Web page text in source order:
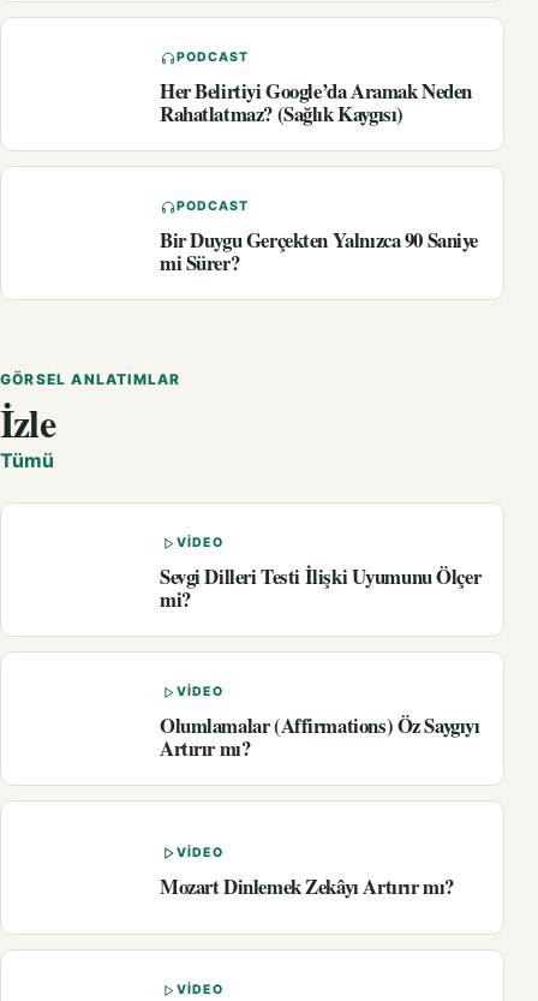
PODCAST
Her Belirtiyi Google’da Aramak Neden
Rahatlatmaz? (Sağlık Kaygısı)
PODCAST
Bir Duygu Gerçekten Yalnızca 90 Saniye
mi Sürer?
GÖRSEL ANLATIMLAR
İzle
Tümü
VIDEO
Sevgi Dilleri Testi İlişki Uyumunu Ölçer
mi?
VIDEO
Olumlamalar (Affirmations) Öz Saygıyı
Artırır mı?
VIDEO
Mozart Dinlemek Zekâyı Artırır mı?
VIDEO